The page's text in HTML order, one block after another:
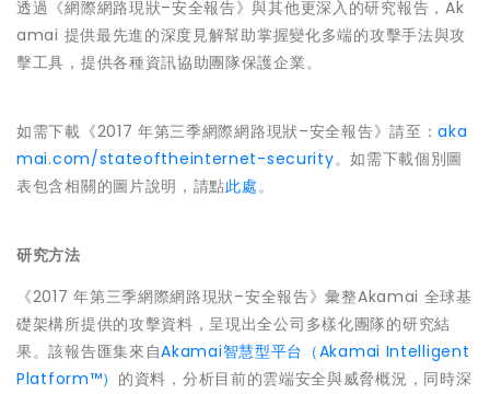
透過《網際網路現狀–安全報告》與其他更深入的研究報告，Ak
amai 提供最先進的深度見解幫助掌握變化多端的攻擊手法與攻
擊工具，提供各種資訊協助團隊保護企業。
如需下載《2017 年第三季網際網路現狀–安全報告》請至：aka
mai.com/stateoftheinternet-security。如需下載個別圖
表包含相關的圖片說明，請點此處。
研究方法
《2017 年第三季網際網路現狀–安全報告》彙整Akamai 全球基
礎架構所提供的攻擊資料，呈現出全公司多樣化團隊的研究結
果。該報告匯集來自Akamai智慧型平台（Akamai Intelligent
Platform™） 的資料，分析目前的雲端安全與威脅概況，同時深